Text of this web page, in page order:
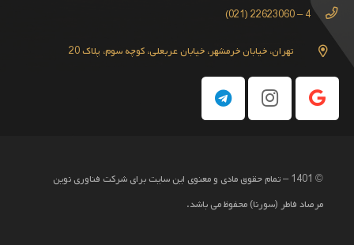
4 – 22623060 (021)
تهران، خیابان خرمشهر، خیابان عربعلی، کوچه سوم، پلاک 20
© 1401 – تمام حقوق مادی و معنوی این سایت برای شرکت فناوری نوین
مرصاد فاطر (سورنا) محفوظ می باشد.